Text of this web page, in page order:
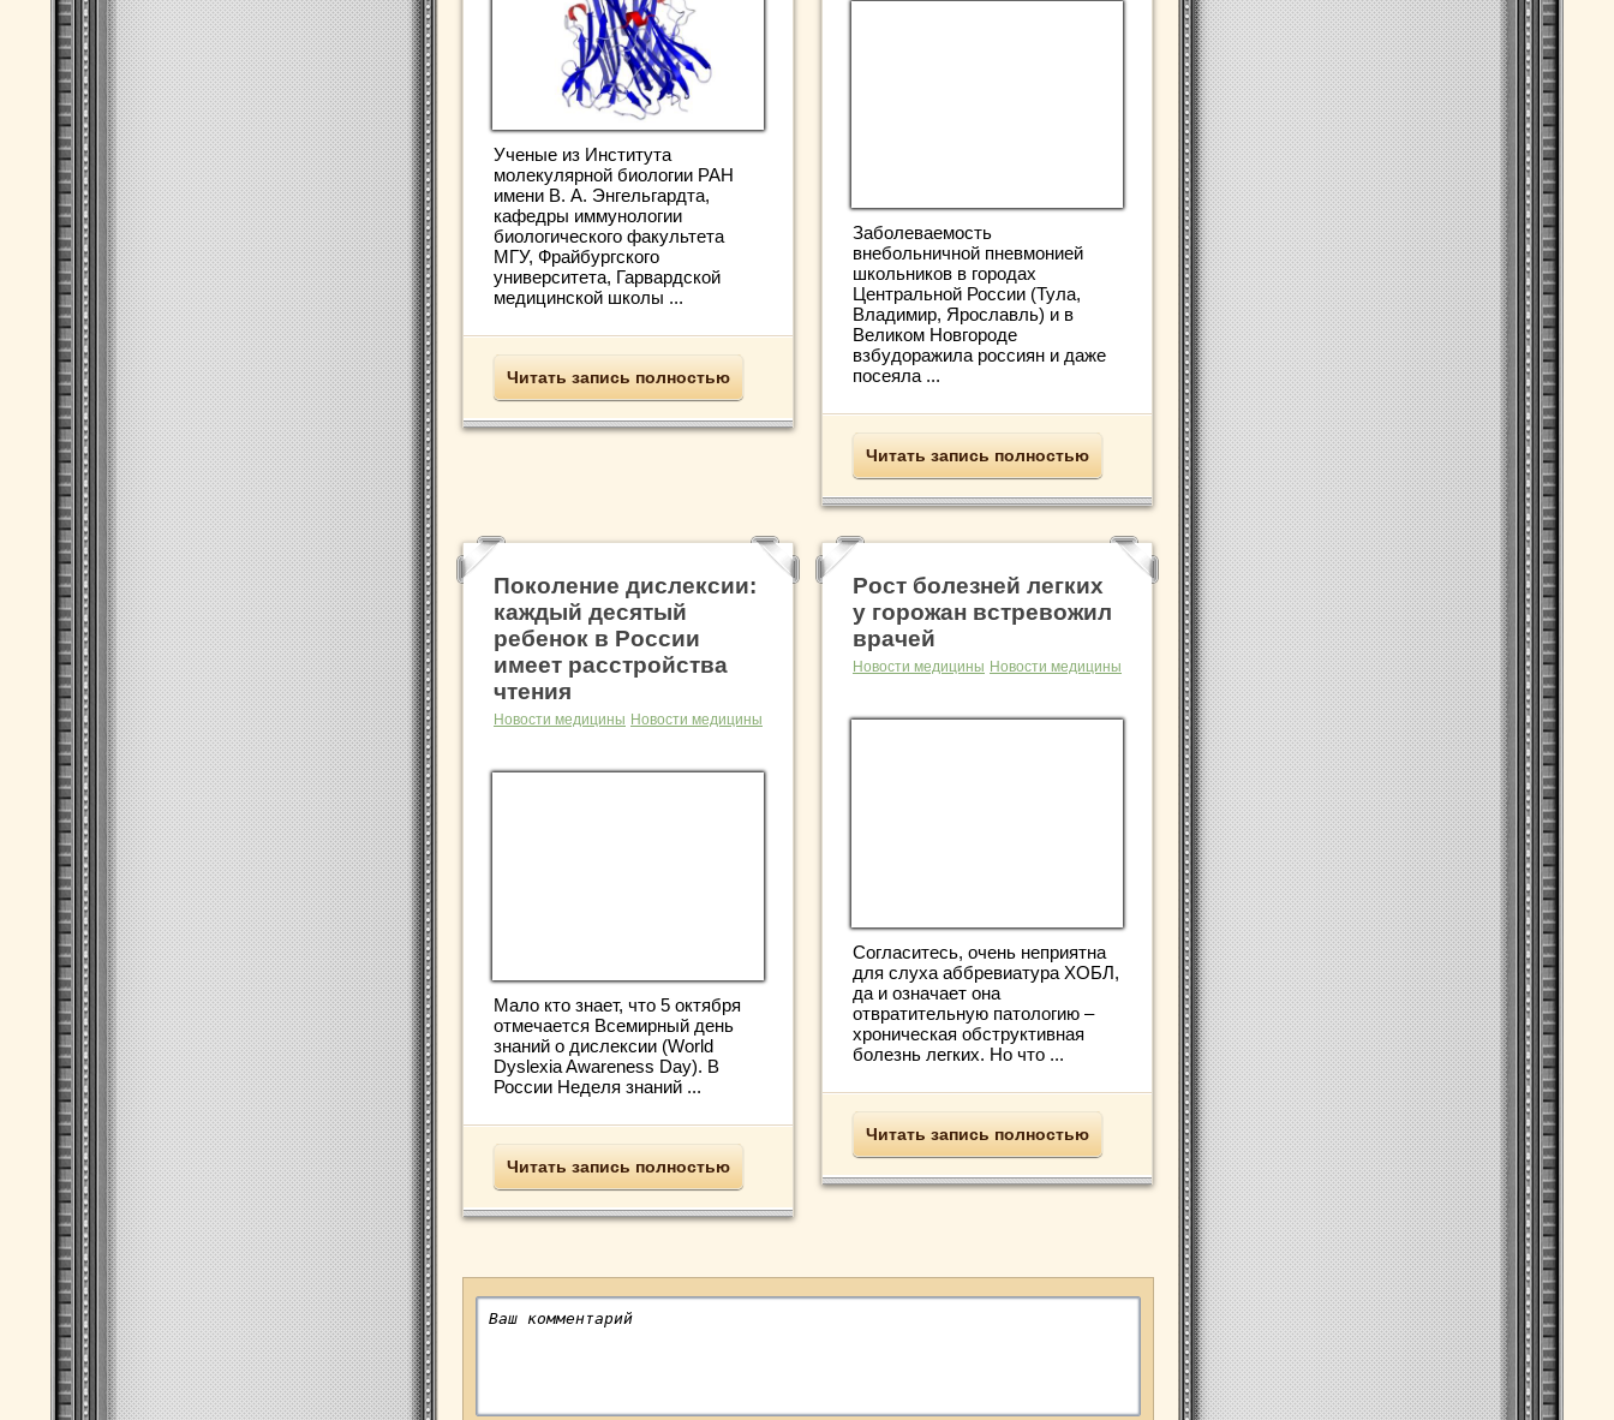
Ученые из Института
молекулярной биологии РАН
имени В. А. Энгельгардта,
кафедры иммунологии
биологического факультета
МГУ, Фрайбургского
университета, Гарвардской
медицинской школы ...
Читать запись полностью
Заболеваемость
внебольничной пневмонией
школьников в городах
Центральной России (Тула,
Владимир, Ярославль) и в
Великом Новгороде
взбудоражила россиян и даже
посеяла ...
Читать запись полностью
Поколение дислексии:
каждый десятый
ребенок в России
имеет расстройства
чтения
Новости медицины Новости медицины
Мало кто знает, что 5 октября
отмечается Всемирный день
знаний о дислексии (World
Dyslexia Awareness Day). В
России Неделя знаний ...
Читать запись полностью
Рост болезней легких
у горожан встревожил
врачей
Новости медицины Новости медицины
Согласитесь, очень неприятна
для слуха аббревиатура ХОБЛ,
да и означает она
отвратительную патологию –
хроническая обструктивная
болезнь легких. Но что ...
Читать запись полностью